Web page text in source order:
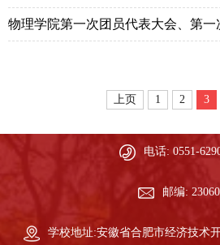
上页 1 2 3
电话: 0551-
邮编:
学校地址:安徽省合肥市经济技术